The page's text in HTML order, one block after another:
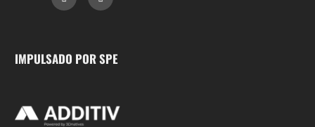
IMPULSADO POR SPE